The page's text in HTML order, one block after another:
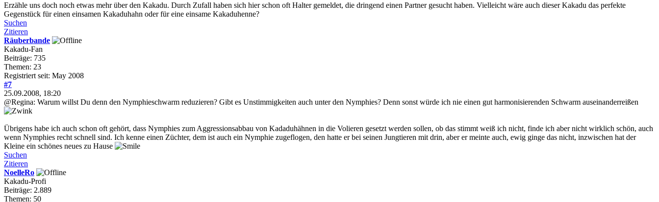
Erzähle uns doch noch etwas mehr über den Kakadu. Durch Zufall haben sich hier schon oft Halter gemeldet, die dringend einen Partner gesucht haben. Vielleicht wäre auch dieser Kakadu das perfekte
Gegenstück für einen einsamen Kakaduhahn oder für eine einsame Kakaduhenne?
Suchen
Zitieren
Räuberbande
Kakadu-Fan
Beiträge: 735
Themen: 23
Registriert seit: May 2008
#7
25.09.2008, 18:20
@Regina: Warum willst Du denn den Nymphieschwarm reduzieren? Gibt es Unstimmigkeiten auch unter den Nymphies? Denn sonst würde ich nie einen gut harmonisierenden Schwarm auseinanderreißen
Übrigens habe ich auch schon oft gehört, dass Nymphies zum Aggressionsabbau von Kadaduhähnen in die Volieren gesetzt werden sollen, ob das stimmt weiß ich nicht, finde ich aber nicht wirklich schön, auch
wenn Nymphies recht schnell sind. Ich kenne einen Züchter, dem ist auch ein Nymphie zugeflogen, den hatte er bei seinen Jungtieren mit drin, aber er meinte auch, ewig ginge das nicht, inzwischen hat der
Kleine ein schönes neues zu Hause
Suchen
Zitieren
NoelleRo
Kakadu-Profi
Beiträge: 2.889
Themen: 50